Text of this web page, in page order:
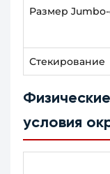
Размер
Стекирование
условия